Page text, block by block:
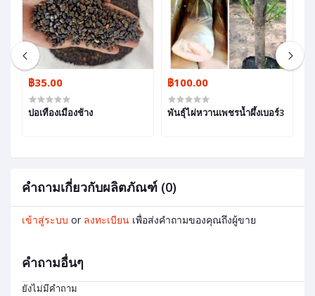
฿35.00
ปอเทืองเมืองช้าง
฿100.00
พันธุ์ไผ่หวานเพชรน้ำผึ้งเบอร์3
คำถามเกี่ยวกับผลิตภัณฑ์ (0)
เข้าสู่ระบบ or ลงทะเบียน เพื่อส่งคำถามของคุณถึงผู้ขาย
คำถามอื่นๆ
ยังไม่มีคำถาม